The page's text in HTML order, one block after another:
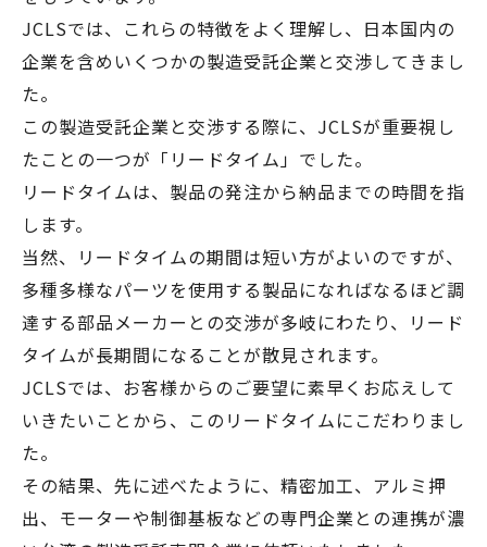
JCLSでは、これらの特徴をよく理解し、日本国内の
企業を含めいくつかの製造受託企業と交渉してきまし
た。
この製造受託企業と交渉する際に、JCLSが重要視し
たことの一つが「リードタイム」でした。
リードタイムは、製品の発注から納品までの時間を指
します。
当然、リードタイムの期間は短い方がよいのですが、
多種多様なパーツを使用する製品になればなるほど調
達する部品メーカーとの交渉が多岐にわたり、リード
タイムが長期間になることが散見されます。
JCLSでは、お客様からのご要望に素早くお応えして
いきたいことから、このリードタイムにこだわりまし
た。
その結果、先に述べたように、精密加工、アルミ押
出、モーターや制御基板などの専門企業との連携が濃